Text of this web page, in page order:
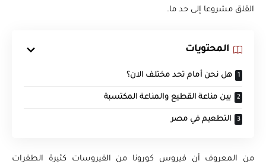
القلق مشروعا إلى حد ما.
المحتويات
هل نحن أمام تحد مختلف الان؟
بين مناعة القطيع والمناعة المكتسبة
التطعيم في مصر
من المعروف أن فيروس كورونا من الفيروسات كثيرة الطفرات